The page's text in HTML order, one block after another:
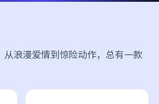
浪漫爱情到惊险动作，总有一款